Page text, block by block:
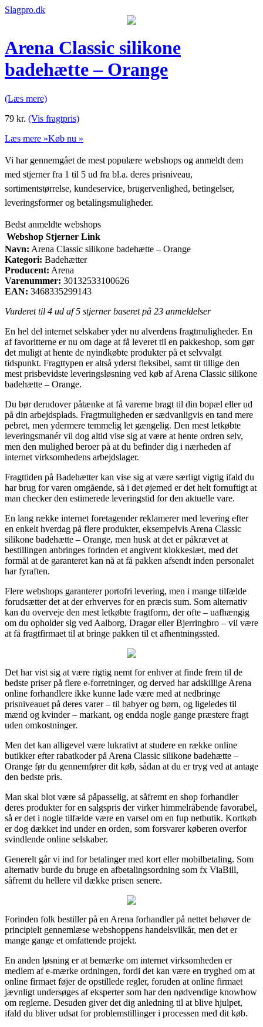
Slagpro.dk
Arena Classic silikone
badehætte – Orange
(Læs mere)
79 kr. (Vis fragtpris)
Læs mere »Køb nu »
Vi har gennemgået de mest populære webshops og anmeldt dem
med stjerner fra 1 til 5 ud fra bl.a. deres prisniveau,
sortimentstørrelse, kundeservice, brugervenlighed, betingelser,
leveringsformer og betalingsmuligheder.
Bedst anmeldte webshops
Webshop Stjerner Link
Navn: Arena Classic silikone badehætte – Orange
Kategori: Badehætter
Producent: Arena
Varenummer: 30132533100626
EAN: 3468335299143
Vurderet til 4 ud af 5 stjerner baseret på 23 anmeldelser
En hel del internet selskaber yder nu alverdens fragtmuligheder. En
af favoritterne er nu om dage at få leveret til en pakkeshop, som gør
det muligt at hente de nyindkøbte produkter på et selvvalgt
tidspunkt. Fragttypen er altså yderst fleksibel, samt tit tillige den
mest prisbevidste leveringsløsning ved køb af Arena Classic silikone
badehætte – Orange.
Du bør derudover påtænke at få varerne bragt til din bopæl eller ud
på din arbejdsplads. Fragtmuligheden er sædvanligvis en tand mere
pebret, men ydermere temmelig let gængelig. Den mest letkøbte
leveringsmanér vil dog altid vise sig at være at hente ordren selv,
men den mulighed beroer på at du befinder dig i nærheden af
internet virksomhedens arbejdslager.
Fragttiden på Badehætter kan vise sig at være særligt vigtig ifald du
har brug for varen omgående, så i det øjemed er det helt fornuftigt at
man checker den estimerede leveringstid for den aktuelle vare.
En lang række internet foretagender reklamerer med levering efter
en enkelt hverdag på flere produkter, eksempelvis Arena Classic
silikone badehætte – Orange, men husk at det er påkrævet at
bestillingen anbringes forinden et angivent klokkeslæt, med det
formål at de garanteret kan nå at få pakken afsendt inden personalet
har fyraften.
Flere webshops garanterer portofri levering, men i mange tilfælde
forudsætter det at der erhverves for en præcis sum. Som alternativ
kan du overveje den mest letkøbte fragtform, der ofte – uafhængig
om du opholder sig ved Aalborg, Dragør eller Bjerringbro – vil være
at få fragtfirmaet til at bringe pakken til et afhentningssted.
Det har vist sig at være rigtig nemt for enhver at finde frem til de
bedste priser på flere e-forretninger, og derved har adskillige Arena
online forhandlere ikke kunne lade være med at nedbringe
prisniveauet på deres varer – til babyer og børn, og ligeledes til
mænd og kvinder – markant, og endda nogle gange præstere fragt
uden omkostninger.
Men det kan alligevel være lukrativt at studere en række online
butikker efter rabatkoder på Arena Classic silikone badehætte –
Orange før du gennemfører dit køb, sådan at du er tryg ved at antage
den bedste pris.
Man skal blot være så påpasselig, at såfremt en shop forhandler
deres produkter for en salgspris der virker himmelråbende favorabel,
så er det i nogle tilfælde være en varsel om en fup netbutik. Kortkøb
er dog dækket ind under en orden, som forsvarer køberen overfor
svindlende online selskaber.
Generelt går vi ind for betalinger med kort eller mobilbetaling. Som
alternativ burde du bruge en afbetalingsordning som fx ViaBill,
såfremt du hellere vil dække prisen senere.
Forinden folk bestiller på en Arena forhandler på nettet behøver de
principielt gennemlæse webshoppens handelsvilkår, men det er
mange gange et omfattende projekt.
En anden løsning er at bemærke om internet virksomheden er
medlem af e-mærke ordningen, fordi det kan være en tryghed om at
online firmaet føjer de opstillede regler, foruden at online firmaet
jævnligt undersøges af eksperter som har den nødvendige knowhow
om reglerne. Desuden giver det dig anledning til at blive hjulpet,
ifald du bliver udsat for problemstillinger i processen med dit køb.